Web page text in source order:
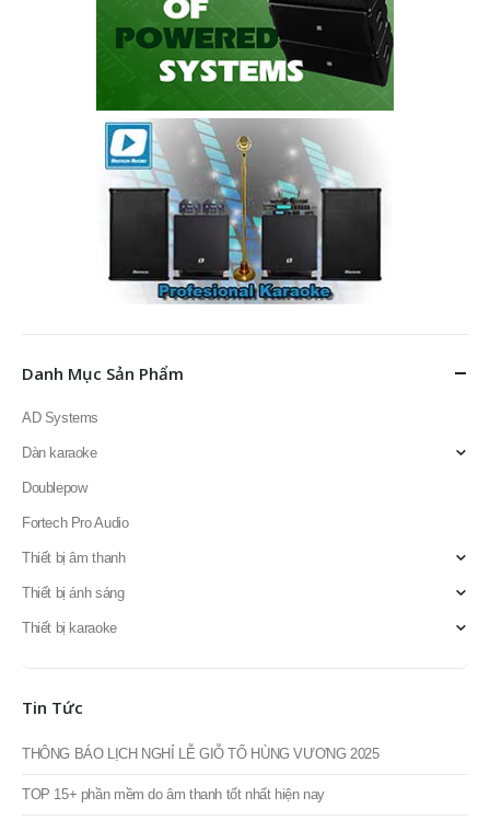
Danh Mục Sản Phẩm
AD Systems
Dàn karaoke
Doublepow
Fortech Pro Audio
Thiết bị âm thanh
Thiết bị ánh sáng
Thiết bị karaoke
Tin Tức
THÔNG BÁO LỊCH NGHỈ LỄ GIỖ TỔ HÙNG VƯƠNG 2025
TOP 15+ phần mềm do âm thanh tốt nhất hiện nay